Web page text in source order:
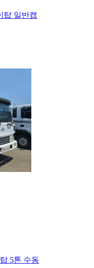
탑 일반캡
5톤 수동